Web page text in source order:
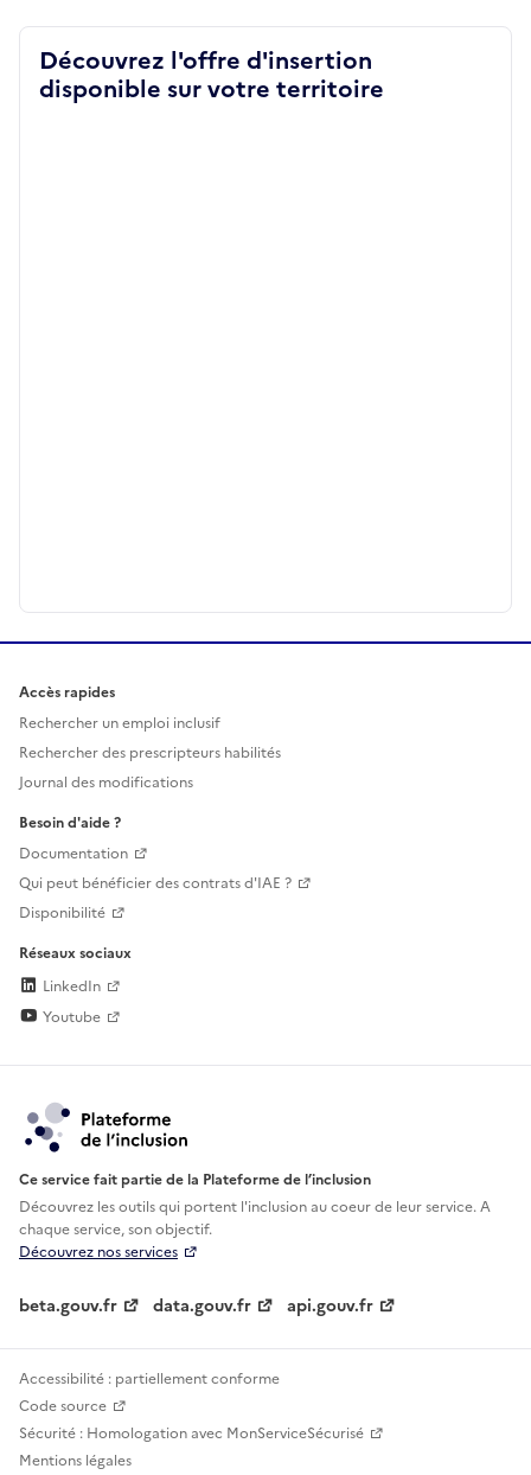
Découvrez l'offre d'insertion
disponible sur votre territoire
Accès rapides
Rechercher un emploi inclusif
Rechercher des prescripteurs habilités
Journal des modifications
Besoin d'aide ?
Documentation
Qui peut bénéficier des contrats d'IAE ?
Disponibilité
Réseaux sociaux
LinkedIn
Youtube
Ce service fait partie de la Plateforme de l’inclusion
Découvrez les outils qui portent l'inclusion aucoeur de leur service. A
chaque service, son objectif.
Découvrez nos services
beta.gouv.fr data.gouv.fr api.gouv.fr
Accessibilité : partiellement conforme
Code source
Sécurité : Homologation avec MonServiceSécurisé
Mentions légales